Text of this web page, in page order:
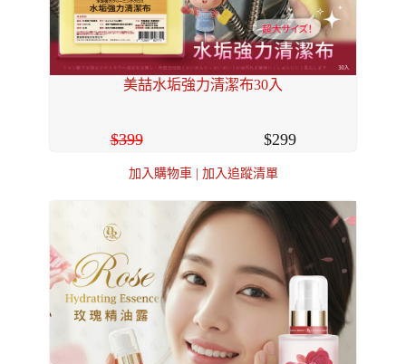
美喆水垢強力清潔布30入
399 299
加入購物車 | 加入追蹤清單